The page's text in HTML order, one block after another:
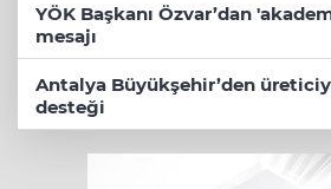
YÖK Başkanı Özvar’dan
mesajı
Antalya Büyükşehir’den
desteği